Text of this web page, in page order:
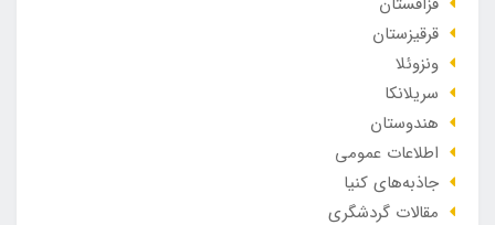
قرقیزستان
ونزوئلا
سریلانکا
هندوستان
اطلاعات عمومی
جاذبه‌های کنیا
مقالات گردشگری